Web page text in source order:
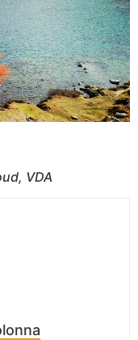
VDA